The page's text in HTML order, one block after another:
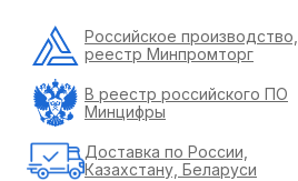
Российское производство,
реестр Минпромторг
В реестр российского ПО
Минцифры
Доставка по России,
Казахстану, Беларуси